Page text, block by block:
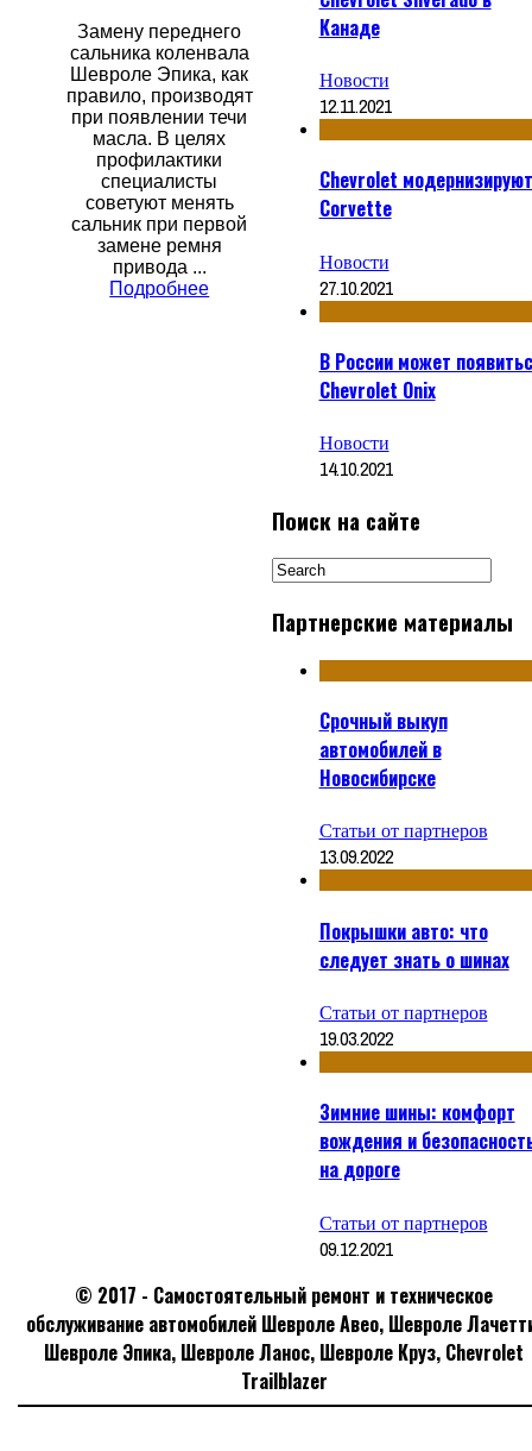
Замену переднего
сальника коленвала
Шевроле Эпика, как
правило, производят
при появлении течи
масла. В целях
профилактики
специалисты
советуют менять
сальник при первой
замене ремня
привода ...
Подробнее
Канаде
Новости
12.11.2021
Chevrolet модернизируют
Corvette
Новости
27.10.2021
В России может
Chevrolet Onix
Новости
14.10.2021
Поиск на сайте
Партнерские материалы
Срочный выкуп
автомобилей в
Новосибирске
Статьи от партнеров
13.09.2022
Покрышки авто: что
следует знать о шинах
Статьи от партнеров
19.03.2022
Зимние шины: комфорт
вождения и
на дороге
Статьи от партнеров
09.12.2021
© 2017 - Самостоятельный ремонт и техническое
обслуживание автомобилей Шевроле Авео, Шевроле
Шевроле Эпика, Шевроле Ланос, Шевроле Круз, Сhevrolet
Trailblazer